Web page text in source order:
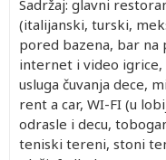
Sadržaj: glavni
(italijanski, turski,
pored bazena, bar na
internet i video igrice,
usluga čuvanja dece,
rent a car, WI-FI (u
odrasle i decu,
teniski tereni, stoni